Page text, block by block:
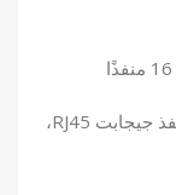
16 منفذ جيجابت مزود بـ 16 منفذًا RJ45، منفذ جيجابت RJ45،